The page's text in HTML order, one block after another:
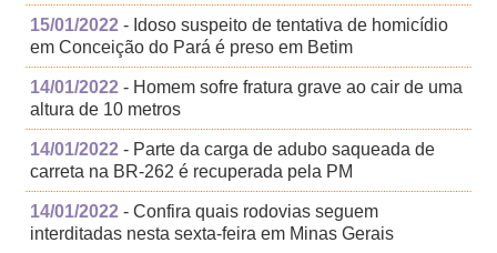
15/01/2022 - Idoso suspeito de tentativa de homicídio
em Conceição do Pará é preso em Betim
14/01/2022 - Homem sofre fratura grave ao cair de uma
altura de 10 metros
14/01/2022 - Parte da carga de adubo saqueada de
carreta na BR-262 é recuperada pela PM
14/01/2022 - Confira quais rodovias seguem
interditadas nesta sexta-feira em Minas Gerais